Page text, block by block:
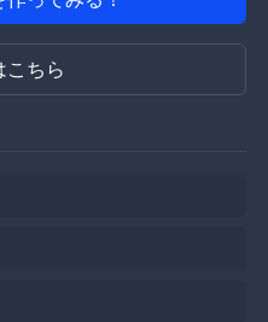
こちら